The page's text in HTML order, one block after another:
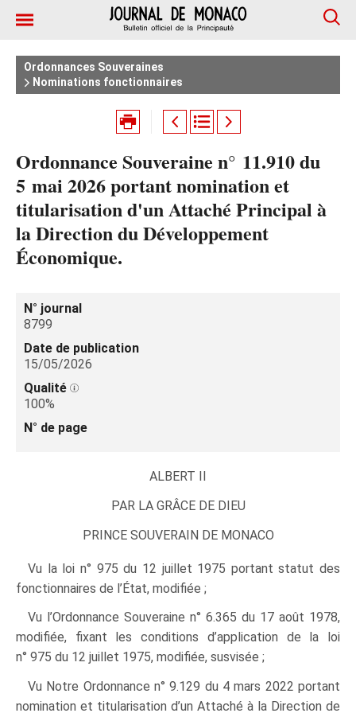
Ordonnances Souveraines
Nominations fonctionnaires
Ordonnance Souveraine n° 11.910 du
5 mai 2026 portant nomination et
titularisation d'un Attaché Principal à
la Direction du Développement
Économique.
N° journal
8799
Date de publication
15/05/2026
Qualité
100%
N° de page
ALBERT II
PAR LA GRÂCE DE DIEU
PRINCE SOUVERAIN DE MONACO
Vu la loi n° 975 du 12 juillet 1975 portant statut des
fonctionnaires de l’État, modifiée ;
Vu l’Ordonnance Souveraine n° 6.365 du 17 août 1978,
modifiée, fixant les conditions d’application de la loi
n° 975 du 12 juillet 1975, modifiée, susvisée ;
Vu Notre Ordonnance n° 9.129 du 4 mars 2022 portant
nomination et titularisation d’un Attaché à la Direction de